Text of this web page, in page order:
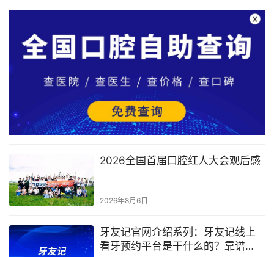
2026全国首届口腔红人大会观后感
2026年8月6日
牙友记官网介绍系列：牙友记线上
看牙预约平台是干什么的？靠谱